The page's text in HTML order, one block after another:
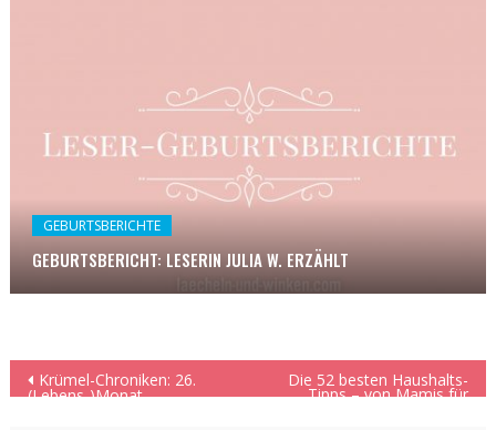
GEBURTSBERICHTE
GEBURTSBERICHT: LESERIN JULIA W. ERZÄHLT
Beitragsnavigation
Krümel-Chroniken: 26.
(Lebens-)Monat
Die 52 besten Haushalts-
Tipps – von Mamis für